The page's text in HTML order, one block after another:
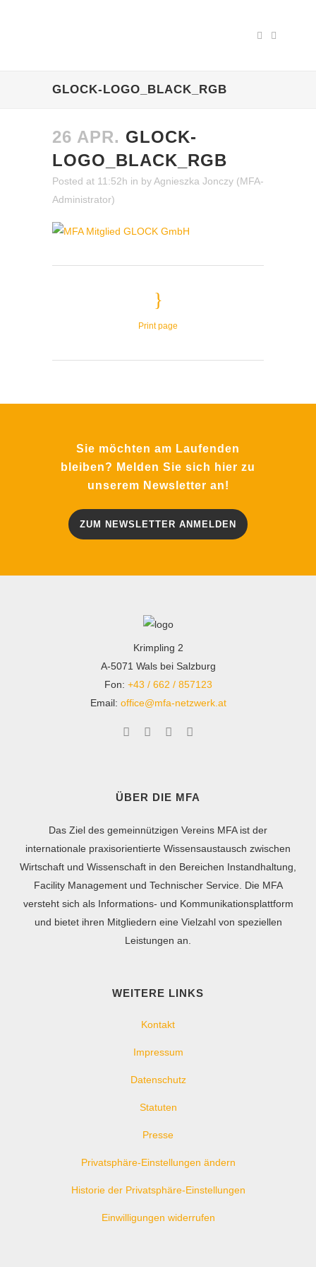
GLOCK-LOGO_BLACK_RGB
26 APR. GLOCK-
LOGO_BLACK_RGB
Posted at 11:52h in byAgnieszka Jonczy (MFA-
Administrator)
Print page
Sie möchten am Laufenden
bleiben? Melden Sie sich hier zu
unserem Newsletter an!
ZUM NEWSLETTER ANMELDEN
Krimpling 2
A-5071 Wals bei Salzburg
Fon: +43 / 662 / 857123
Email: office@mfa-netzwerk.at
ÜBER DIE MFA
Das Ziel des gemeinnützigen Vereins MFA ist der
internationale praxisorientierte Wissensaustausch zwischen
Wirtschaft und Wissenschaft in den Bereichen Instandhaltung,
Facility Management und Technischer Service. Die MFA
versteht sich als Informations- und Kommunikationsplattform
und bietet ihren Mitgliedern eine Vielzahl von speziellen
Leistungen an.
WEITERE LINKS
Kontakt
Impressum
Datenschutz
Statuten
Presse
Privatsphäre-Einstellungen ändern
Historie der Privatsphäre-Einstellungen
Einwilligungen widerrufen